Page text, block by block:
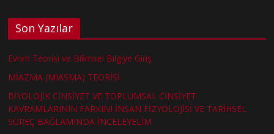
Son Yazılar
Evrim Teorisi ve Bilimsel Bilgiye Giriş
MİAZMA (MIASMA) TEORİSİ
BİYOLOJİK CİNSİYET VE TOPLUMSAL CİNSİYET
KAVRAMLARININ FARKINI İNSAN FİZYOLOJİSİ VE TARİHSEL
SÜREÇ BAĞLAMINDA İNCELEYELİM